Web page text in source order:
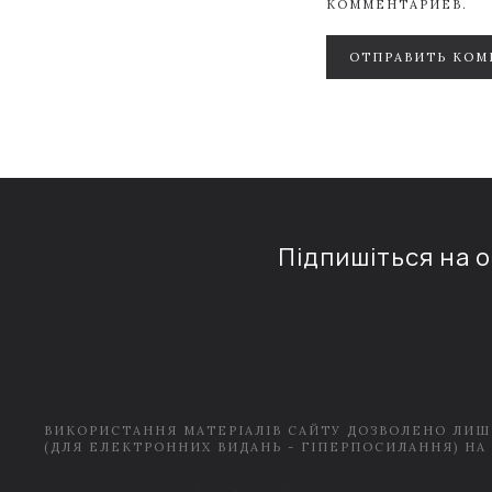
КОММЕНТАРИЕВ.
ОТПРАВИТЬ
Підпишіться на
ВИКОРИСТАННЯ МАТЕРІАЛІВ САЙТУ ДОЗВОЛЕНО
(ДЛЯ ЕЛЕКТРОННИХ ВИДАНЬ - ГІПЕРПОСИЛАННЯ) НА